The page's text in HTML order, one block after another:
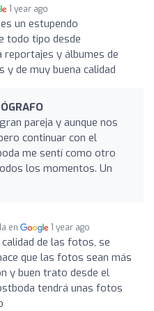
1 year ago
un estupendo
todo tipo desde
y álbumes de
y de muy buena calidad
pareja y aunque nos
continuar con el
me sentí como otro
los momentos. Un
en 1 year ago
calidad de las fotos, se
que las fotos sean más
y buen trato desde el
tendrá unas fotos